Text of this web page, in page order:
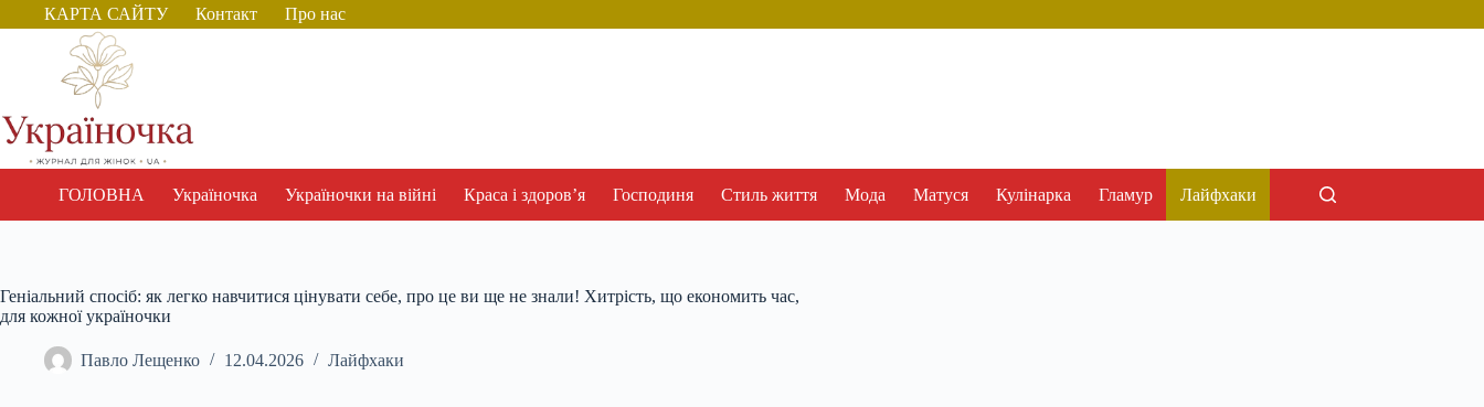
Перейти
до
КАРТА САЙТУ Контакт Про нас
ГОЛОВНА Україночка Україночки на війні Краса і здоров’я Господиня Стиль життя Мода Матуся Кулінарка Гламур Лайфхаки
Геніальний спосіб: як легко навчитися цінувати себе, про це ви ще не знали! Хитрість, що економить час,
для кожної україночки
Павло Лещенко 12.04.2026 Лайфхаки